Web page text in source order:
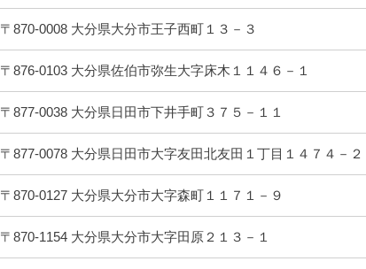
〒870-0008 大分県大分市王子西町１３－３
〒876-0103 大分県佐伯市弥生大字床木１１４６－１
〒877-0038 大分県日田市下井手町３７５－１１
〒877-0078 大分県日田市大字友田北友田１丁目１４７４－２
〒870-0127 大分県大分市大字森町１１７１－９
〒870-1154 大分県大分市大字田原２１３－１